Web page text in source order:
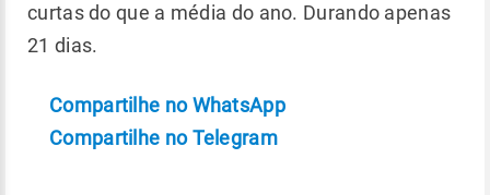
curtas do que a média do ano. Durando apenas
21 dias.
Compartilhe no WhatsApp
Compartilhe no Telegram